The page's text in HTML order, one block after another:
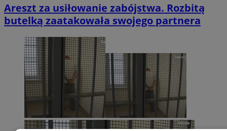
Areszt za usiłowanie zabójstwa. Rozbitą
butelką zaatakowała swojego partnera